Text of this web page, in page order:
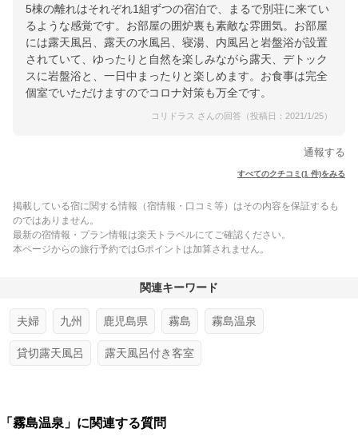
5棟の離れはそれぞれ1組ずつの宿泊で、まるで別荘に来てい
るような感覚です。お部屋の囲炉裏も素敵な雰囲気。お部屋
には露天風呂、露天の水風呂、寝湯、内風呂と岩盤浴が設置
されていて、ゆったりと自然を楽しみながら露天、デトック
スに岩盤浴と、一日中まったりと楽しめます。お食事は完全
個室でいただけますのでコロナ対策も万全です。
コリドラス さんの回答（投稿日：2021/1/25）
通報する
すべてのクチコミ(1 件)をみる
掲載している宿に関する情報（宿情報・口コミ等）はその内容を保証するも
のではありません。
最新の宿情報・プラン情報は楽天トラベルにてご確認ください。
本ページからの旅行予約ではGポイントは加算されません。
関連キーワード
夫婦 九州 鹿児島県 霧島 霧島温泉
貸切露天風呂 露天風呂付き客室
「霧島温泉」に関連する質問